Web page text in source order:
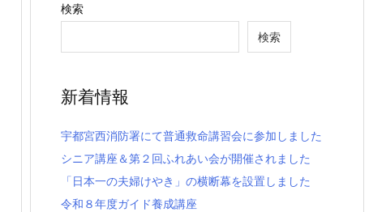
検索
検索
新着情報
宇都宮西消防署にて普通救命講習会に参加しました
シニア講座＆第２回ふれあい会が開催されました
「日本一の夫婦けやき」の横断幕を設置しました
令和８年度ガイド養成講座